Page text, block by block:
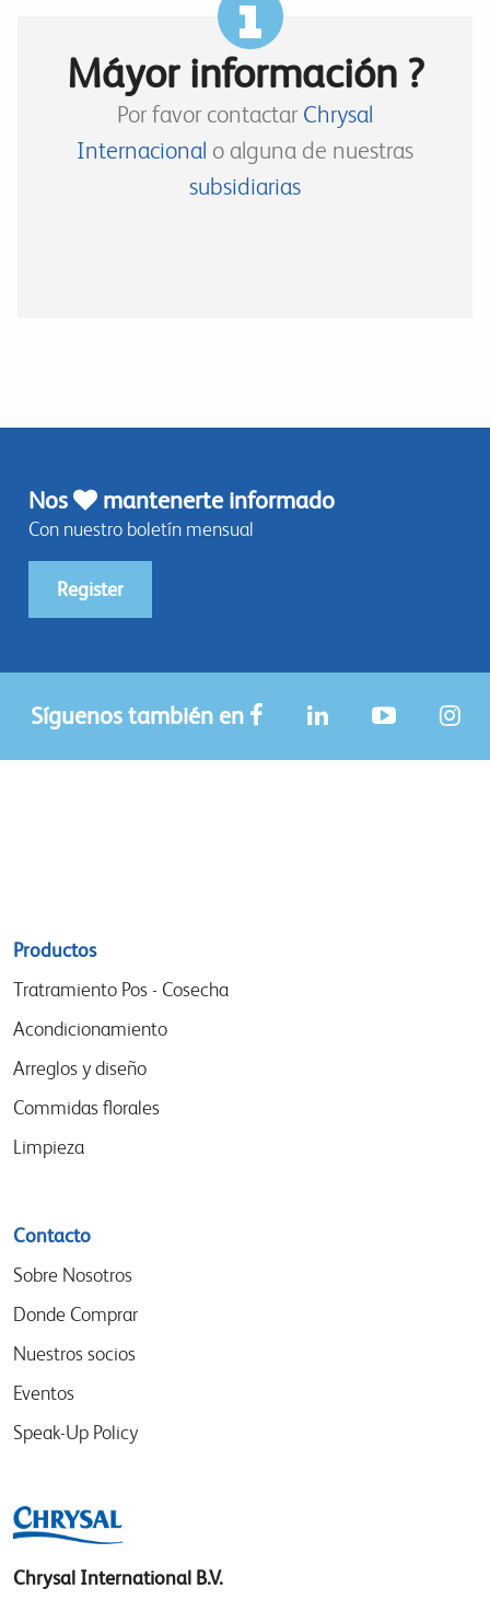
Máyor información ?
Por favor contactar Chrysal
Internacional o alguna de nuestras
subsidiarias
Nos mantenerte informado
Con nuestro boletín mensual
Register
Síguenos también en
Sitemap
menu
Productos
Tratramiento Pos - Cosecha
Acondicionamiento
Arreglos y diseño
Commidas florales
Limpieza
Contacto
Sobre Nosotros
Donde Comprar
Nuestros socios
Eventos
Speak-Up Policy
Chrysal International B.V.